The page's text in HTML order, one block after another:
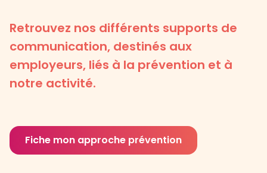
Retrouvez nos différents supports de
communication, destinés aux
employeurs, liés à la prévention et à
notre activité.
Fiche mon approche prévention